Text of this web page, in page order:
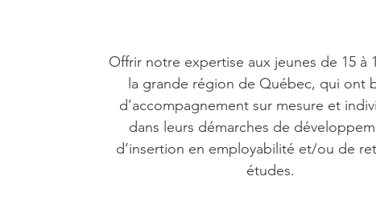
Offrir notre expertise aux jeunes de 15 à
la grande région de Québec, qui ont
d’accompagnement sur mesure et
dans leurs démarches de
d’insertion en employabilité et/ou de
études.​​